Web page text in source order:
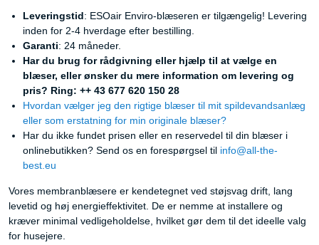
Leveringstid: ESOair Enviro-blæseren er tilgængelig! Levering
inden for 2-4 hverdage efter bestilling.
Garanti: 24 måneder.
Har du brug for rådgivning eller hjælp til at vælge en
blæser, eller ønsker du mere information om levering og
pris? Ring: ++ 43 677 620 150 28
Hvordan vælger jeg den rigtige blæser til mit spildevandsanlæg
eller som erstatning for min originale blæser?
Har du ikke fundet prisen eller en reservedel til din blæser i
onlinebutikken? Send os en forespørgsel til info@all-the-
best.eu
Vores membranblæsere er kendetegnet ved støjsvag drift, lang
levetid og høj energieffektivitet. De er nemme at installere og
kræver minimal vedligeholdelse, hvilket gør dem til det ideelle valg
for husejere.